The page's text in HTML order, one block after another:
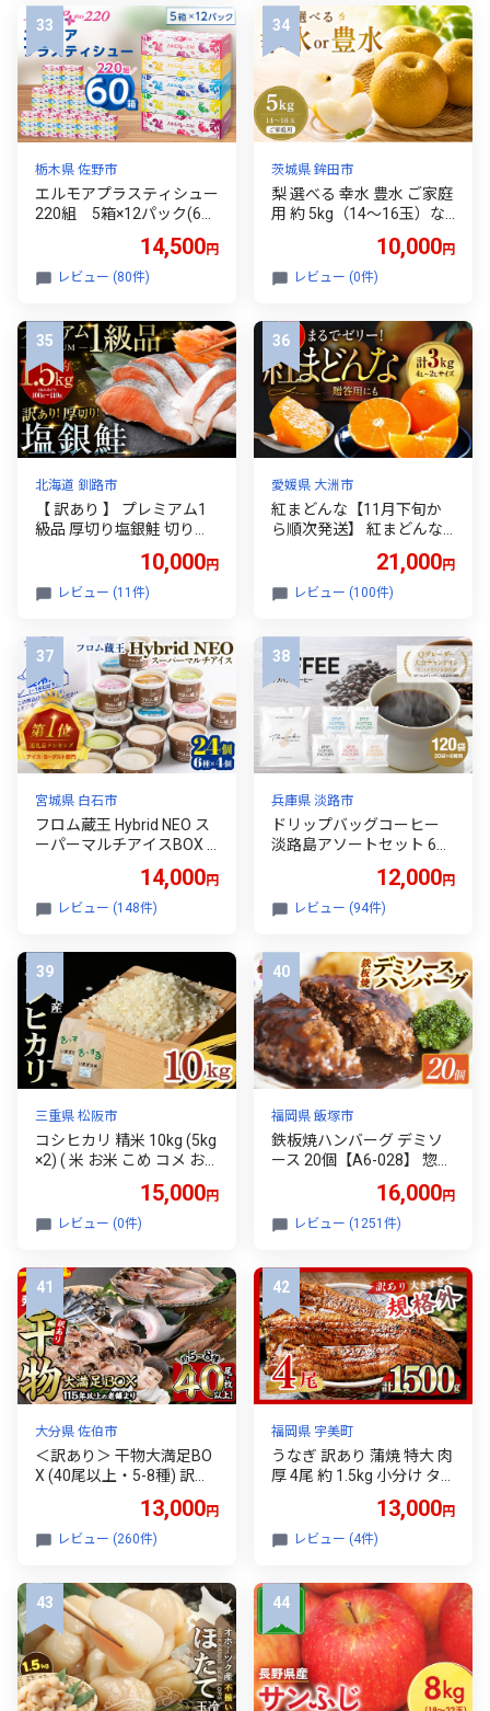
外 不揃い 一関市 岩手県
〈最高金賞4回受賞〉
工品 贈り物 お中元 お歳暮
鯖 鰆 鰤 銀鮭 お楽しみ お
まかせ
栃木県 佐野市
エルモアプラスティシュー
220組 5箱×12パック(60
ティッシュ ティッシュペ
ーパー 日用品 消耗品 まと
461】
14,500円
レビュー (80件)
茨城県 鉾田市
梨 選べる 幸水 豊水 ご家庭
用 約 5kg（14～16玉）な
うすい梨 果物 果実 くだも
の フルーツ fruit nasi 茨城
10,000円
レビュー (0件)
北海道 釧路市
【 訳あり 】 プレミアム1
級品 厚切り塩銀鮭 切り身
シャケ さけ サケ 魚 切身
訳アリ 規格外 不揃い 家庭
10,000円
レビュー (11件)
愛媛県 大洲市
紅まどんな【11月下旬か
ら順次発送】 紅まどんな
入） 愛媛県大洲市/愛媛た
いき農業協同組合[AGAO0
のくだもの 季節もの くだ
もの フルーツ スイーツ デ
ザート 愛媛県産 大洲市産
産地直送 おすすめ 人気 お
取り寄せ 送料無料 贈答 ギ
フト プレゼント 冬ギフト
お土産 お土産 愛媛県限定
21,000円
レビュー (100件)
宮城県 白石市
フロム蔵王 Hybrid NEO ス
ーパーマルチアイスBOX 2
ルク キャラメル ミルク チ
ョコ いちご 抹茶 アイス カ
さと納税 宮城県 白石市【0
114802】
14,000円
レビュー (148件)
兵庫県 淡路市
ドリップバッグコーヒー
淡路島アソートセット 6種
プバッグ コーヒー ドリ
ップコーヒーファクトリー
ヒー ギフト 淡路ドリップ
珈琲 ドリップパック 飲料
12,000円
レビュー (94件)
三重県 松阪市
コシヒカリ 精米 10kg (5kg
×2) ( 米 お米 こめ コメ お
コシヒカリ 令和7年産コシ
ヒカリ 松阪産コシヒカリ
15,000円
レビュー (0件)
福岡県 飯塚市
鉄板焼ハンバーグ デミソ
ース 20個【A6-028】 惣菜
岡 飯塚 冷凍 小分け 肉 牛
簡単調理 特製 湯煎
16,000円
レビュー (1251件)
大分県 佐伯市
＜訳あり＞ 干物大満足BO
X (40尾以上・5-8種) 訳あ
ード発送 干物 みりん干し
あじ アジ かます カマス ブ
魚 海鮮 冷凍 詰め合わせ 簡
単調理【AQ68】【やまろ
渡邉】
13,000円
レビュー (260件)
福岡県 宇美町
うなぎ 訳あり 蒲焼 特大 肉
厚 4尾 約 1.5kg 小分け タ
県 宇美町 um40bak83000
2] うなぎ 鰻 ウナギ unagi
真空パック 個包装 冷凍 不
揃い 規格外 家庭用 13000
13000円 うなぎ 鰻 ウナギ
unagi
13,000円
レビュー (4件)